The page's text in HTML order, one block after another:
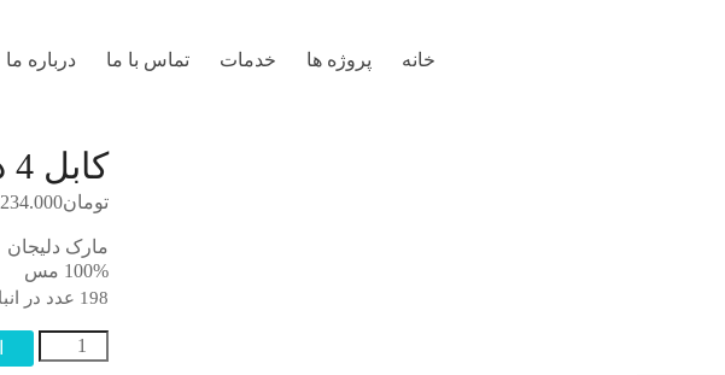
خانه پروژه ها خدمات تماس با ما درباره ما
کابل 4 در 1.5 دلیجان
تومان234.000
مارک دلیجان
100% مس
198 عدد در انبار
کابل
4